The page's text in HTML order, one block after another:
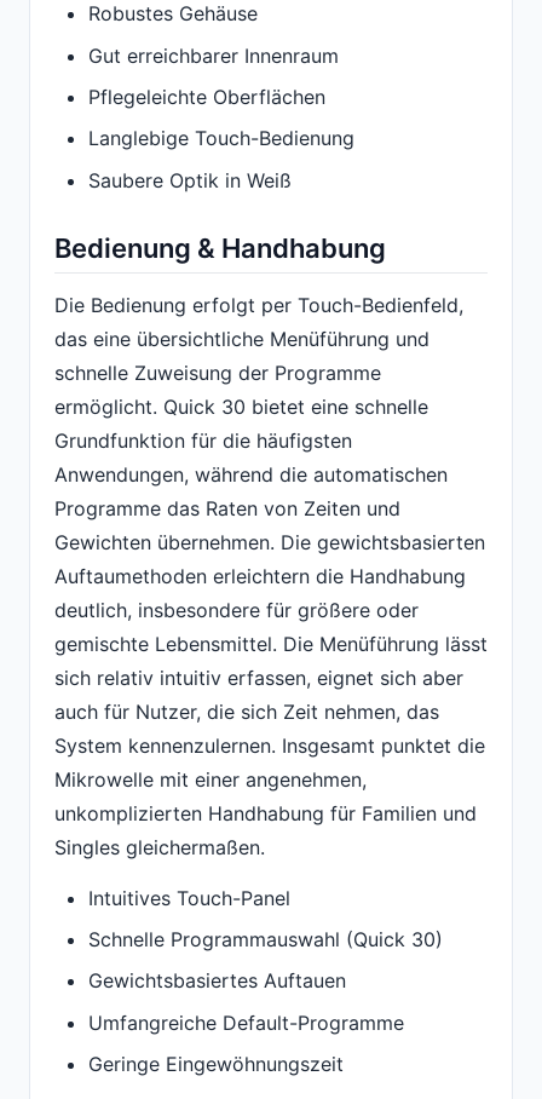
Robustes Gehäuse
Gut erreichbarer Innenraum
Pflegeleichte Oberflächen
Langlebige Touch-Bedienung
Saubere Optik in Weiß
Bedienung & Handhabung
Die Bedienung erfolgt per Touch-Bedienfeld,
das eine übersichtliche Menüführung und
schnelle Zuweisung der Programme
ermöglicht. Quick 30 bietet eine schnelle
Grundfunktion für die häufigsten
Anwendungen, während die automatischen
Programme das Raten von Zeiten und
Gewichten übernehmen. Die gewichtsbasierten
Auftaumethoden erleichtern die Handhabung
deutlich, insbesondere für größere oder
gemischte Lebensmittel. Die Menüführung lässt
sich relativ intuitiv erfassen, eignet sich aber
auch für Nutzer, die sich Zeit nehmen, das
System kennenzulernen. Insgesamt punktet die
Mikrowelle mit einer angenehmen,
unkomplizierten Handhabung für Familien und
Singles gleichermaßen.
Intuitives Touch-Panel
Schnelle Programmauswahl (Quick 30)
Gewichtsbasiertes Auftauen
Umfangreiche Default-Programme
Geringe Eingewöhnungszeit